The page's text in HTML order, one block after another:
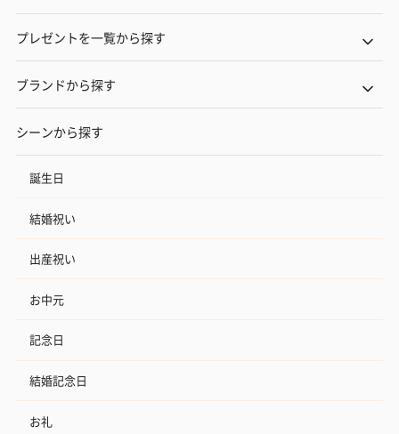
プレゼントを一覧から探す
ブランドから探す
シーンから探す
誕生日
結婚祝い
出産祝い
お中元
記念日
結婚記念日
お礼